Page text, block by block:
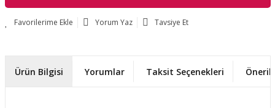
Yorum Yaz Tavsiye Et
Ürün Bilgisi Yorumlar Taksit Seçenekleri